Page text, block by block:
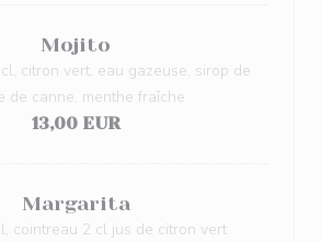
Mojito
citron vert, eau gazeuse, sirop de
de canne, menthe fraîche
13,00 EUR
Margarita
cointreau 2 cl jus de citron vert